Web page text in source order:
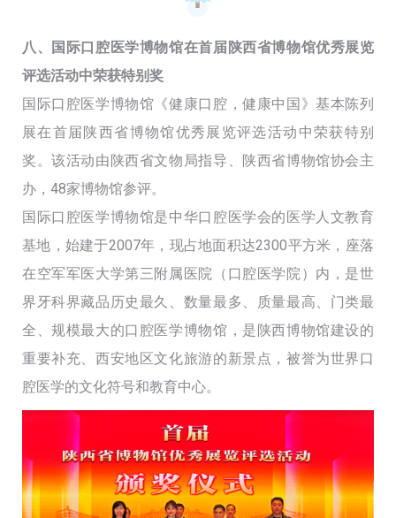
八、国际口腔医学博物馆在首届陕西省博物馆优秀展览
评选活动中荣获特别奖
国际口腔医学博物馆《健康口腔，健康中国》基本陈列
展在首届陕西省博物馆优秀展览评选活动中荣获特别
奖。该活动由陕西省文物局指导、陕西省博物馆协会主
办，48家博物馆参评。
国际口腔医学博物馆是中华口腔医学会的医学人文教育
基地，始建于2007年，现占地面积达2300平方米，座落
在空军军医大学第三附属医院（口腔医学院）内，是世
界牙科界藏品历史最久、数量最多、质量最高、门类最
全、规模最大的口腔医学博物馆，是陕西博物馆建设的
重要补充、西安地区文化旅游的新景点，被誉为世界口
腔医学的文化符号和教育中心。